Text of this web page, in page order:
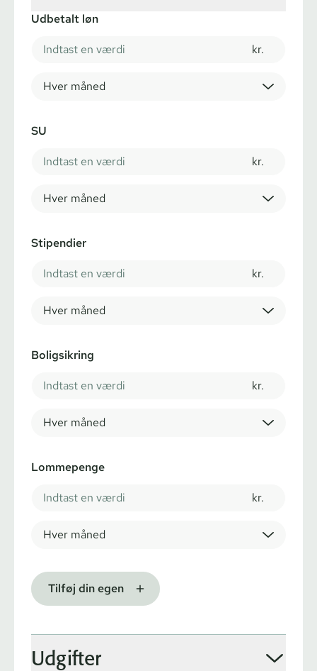
Udbetalt løn
kr.
Hver måned
SU
kr.
Hver måned
Stipendier
kr.
Hver måned
Boligsikring
kr.
Hver måned
Lommepenge
kr.
Hver måned
Tilføj din egen
Udgifter